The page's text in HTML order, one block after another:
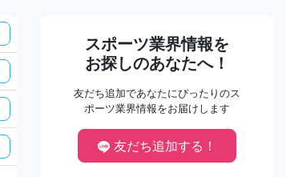
スポーツ業界情報を
お探しのあなたへ！
友だち追加であなたにぴったりのス
ポーツ業界情報をお届けします
友だち追加する！